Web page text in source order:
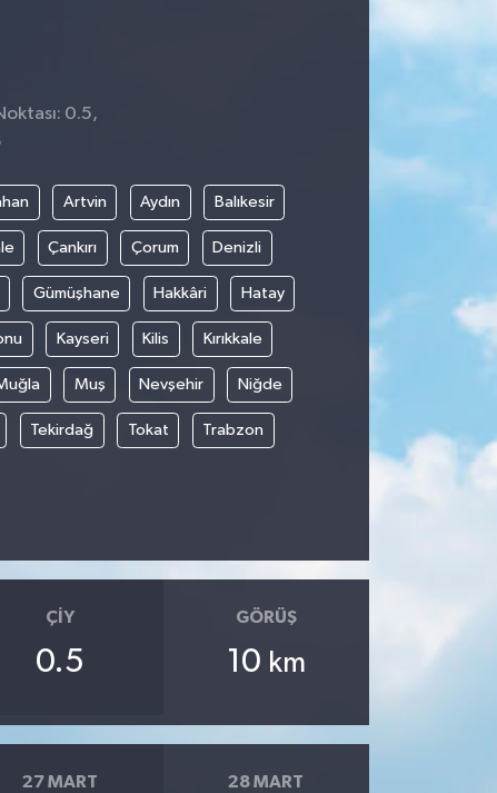
0.5,
Artvin Aydın Balıkesir
Çankırı Çorum Denizli
Gümüşhane Hakkâri Hatay
Kayseri Kilis Kırıkkale
Muş Nevşehir Niğde
Tekirdağ Tokat Trabzon
ÇIY
0.5
GÖRÜŞ
10 km
27 MART 28 MART